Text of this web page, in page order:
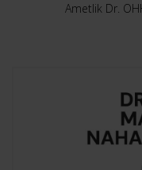
Ametlik Dr.